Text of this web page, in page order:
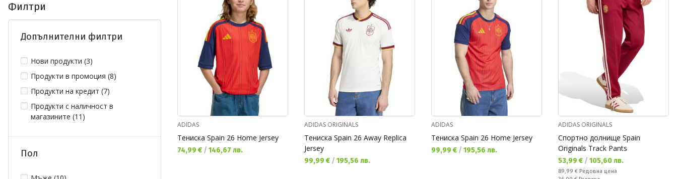
Филтри
Допълнителни филтри
Нови продукти (3)
Продукти в промоция (8)
Продукти на кредит (7)
Продукти с наличност в
магазините (11)
Пол
ADIDAS
Тениска Spain 26 Home Jersey
Текуща цена:
74,99 € / 146,67 лв.
ADIDAS ORIGINALS
Тениска Spain 26 Away Replica
Jersey
Текуща цена:
99,99 € / 195,56 лв.
ADIDAS
Тениска Spain 26 Home Jersey
Текуща цена:
99,99 € / 195,56 лв.
ADIDAS ORIGINALS
Спортно долнище Spain
Originals Track Pants
Текуща цена:
53,99 € / 105,60 лв.
Редовна цена:
89,99 € Редовна цена